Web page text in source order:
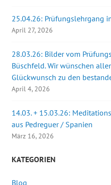
25.04.26: Prüfungslehrgang
April 27, 2026
28.03.26: Bilder vom
Büschfeld. Wir wünschen
Glückwunsch zu den
April 4, 2026
14.03. + 15.03.26:
aus Pedreguer / Spanien
März 16, 2026
KATEGORIEN
Blog